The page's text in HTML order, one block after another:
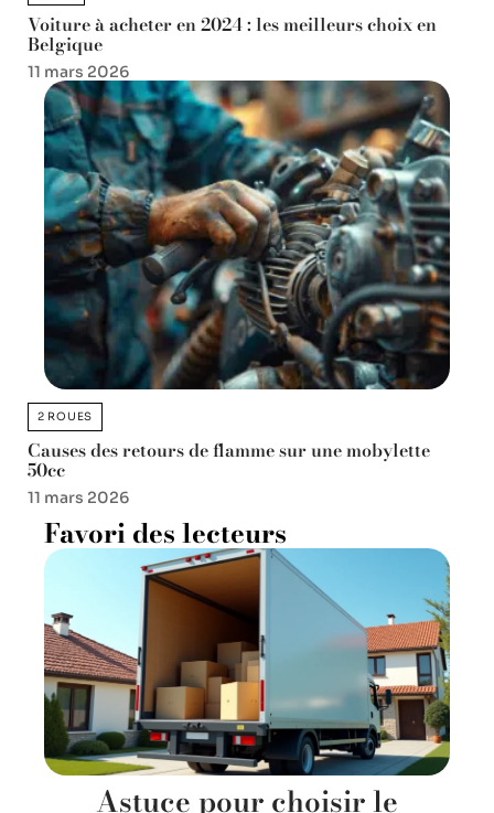
Voiture à acheter en 2024 : les meilleurs choix en
Belgique
11 mars 2026
2 ROUES
Causes des retours de flamme sur une mobylette
50cc
11 mars 2026
Favori des lecteurs
Astuce pour choisir le